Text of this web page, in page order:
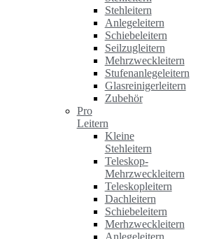
Stehleitern
Anlegeleitern
Schiebeleitern
Seilzugleitern
Mehrzweckleitern
Stufenanlegeleitern
Glasreinigerleitern
Zubehör
Pro
Leitern
Kleine
Stehleitern
Teleskop-
Mehrzweckleitern
Teleskopleitern
Dachleitern
Schiebeleitern
Merhzweckleitern